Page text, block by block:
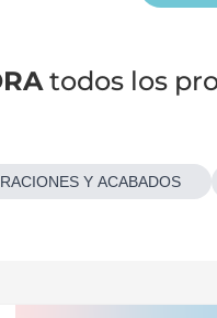
todos los
Y ACABADOS